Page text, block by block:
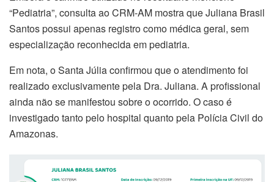
“Pediatria”, consulta ao CRM-AM mostra que Juliana Brasil
Santos possui apenas registro como médica geral, sem
especialização reconhecida em pediatria.
Em nota, o Santa Júlia confirmou que o atendimento foi
realizado exclusivamente pela Dra. Juliana. A profissional
ainda não se manifestou sobre o ocorrido. O caso é
investigado tanto pelo hospital quanto pela Polícia Civil do
Amazonas.